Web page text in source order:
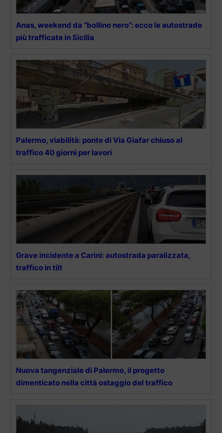
Anas, weekend da “bollino nero”: ecco le autostrade
più trafficate in Sicilia
Palermo, viabilità: ponte di Via Giafar chiuso al
traffico 40 giorni per lavori
Grave incidente a Carini: autostrada paralizzata,
traffico in tilt
Nuova tangenziale di Palermo, il progetto
dimenticato nella città ostaggio del traffico